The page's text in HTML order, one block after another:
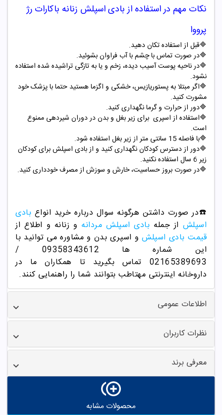
نکات مهم در استفاده ازبادی اسپلش زنانه باکارات رژ
پرووا
🔷قبل از استفاده تکان دهید.
🔷در صورت تماس با چشم با آب فراوان بشوئید.
🔷در ناحیه پوست آسیب دیده، زخم و یا به تازگی تراشیده شده استفاده
نشود.
🔷اگر مبتلا به پستوریازیس، خشکی و اگزما هستید حتما با پزشک خود
مشورت کنید.
🔷دور از حرارت و گرما نگهداری کنید.
🔷استفاده از اسپری برای زیر بغل و بدن در دوران شیردهی ممنوع
است.
🔷با فاصله 15 سانتی متر از زیر بغل استفاده شود.
🔷دور از دسترس کودکان نگهداری کنید و از بادی اسپلش برای کودکان
زیر 6 سال استفاده نکنید.
🔷در صورت بروز حساسیت، خارش و سوزش از مصرف خودداری کنید.
☎️در صورت داشتن هرگونه سوال درباره خرید انواع بادی
اسپلش از جمله بادی اسپلش مردانه و زنانه و اطلاع از
قیمت بادی اسپلشو اسپری بدن و مشاوره می توانید با
این شماره ها 09358343612 /
02165389693
تماس بگیرید تا همکاران ما در
داروخانه اینترنتی مهتاطب بتوانند شما را راهنمایی کنند.
اطلاعات عمومی
نظرات کاربران
معرفی برند
محصولات مشابه